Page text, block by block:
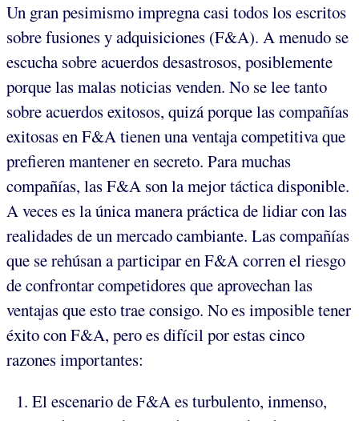
Un gran pesimismo impregna casi todos los escritos
sobre fusiones y adquisiciones (F&A). A menudo se
escucha sobre acuerdos desastrosos, posiblemente
porque las malas noticias venden. No se lee tanto
sobre acuerdos exitosos, quizá porque las compañías
exitosas en F&A tienen una ventaja competitiva que
prefieren mantener en secreto. Para muchas
compañías, las F&A son la mejor táctica disponible.
A veces es la única manera práctica de lidiar con las
realidades de un mercado cambiante. Las compañías
que se rehúsan a participar en F&A corren el riesgo
de confrontar competidores que aprovechan las
ventajas que esto trae consigo. No es imposible tener
éxito con F&A, pero es difícil por estas cinco
razones importantes:
El escenario de F&A es turbulento, inmenso,